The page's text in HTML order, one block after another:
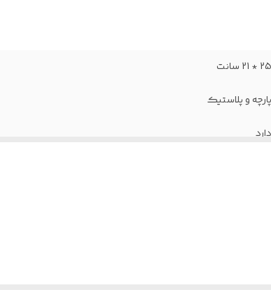
25 * 21 سانت
پارچه و پلاستیک
دارد